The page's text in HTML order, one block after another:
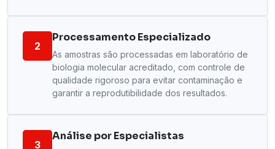
2
Processamento Especializado
As amostras são processadas em laboratório de
biologia molecular acreditado, com controle de
qualidade rigoroso para evitar contaminação e
garantir a reprodutibilidade dos resultados.
3
Análise por Especialistas